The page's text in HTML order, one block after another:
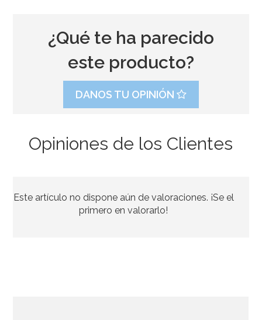
50,45€ 46,41€
¿Qué te ha parecido
este producto?
DANOS TU OPINIÓN
Opiniones de los Clientes
Este artículo no dispone aún de valoraciones. ¡Se el
primero en valorarlo!